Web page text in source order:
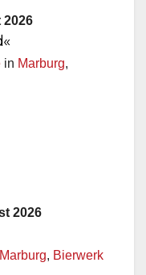
2026
in Marburg,
2026
Marburg, Bierwerk